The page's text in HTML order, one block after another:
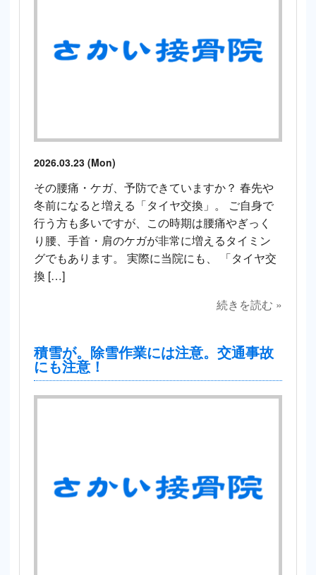
2026.03.23 (Mon)
その腰痛・ケガ、予防できていますか？ 春先や
冬前になると増える「タイヤ交換」。 ご自身で
行う方も多いですが、この時期は腰痛やぎっく
り腰、手首・肩のケガが非常に増えるタイミン
グでもあります。 実際に当院にも、 「タイヤ交
換 […]
続きを読む »
積雪が。除雪作業には注意。交通事故
にも注意！